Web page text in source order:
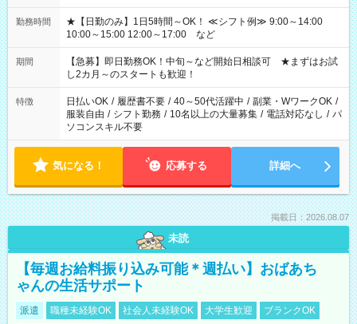
勤務時間
★【日勤のみ】1日5時間～OK！ ≪シフト例≫ 9:00～14:00
10:00～15:00 12:00～17:00 など
期間
【急募】即日勤務OK！中旬～など開始日相談可 ★まずはお試
し2カ月～のスタートも歓迎！
特徴 日払いOK / 履歴書不要 / 40～50代活躍中 / 副業・WワークOK /
服装自由 / シフト勤務 / 10名以上の大量募集 / 電話対応なし / パ
ソコンスキル不要
気になる！ 応募する 詳細へ
掲載日：2026.08.07
未読
【毎週お給料振り込み可能＊週払い】おばあち
ゃんの生活サポート
派遣 職種未経験OK 社会人未経験OK 大学生歓迎
ブランクOK